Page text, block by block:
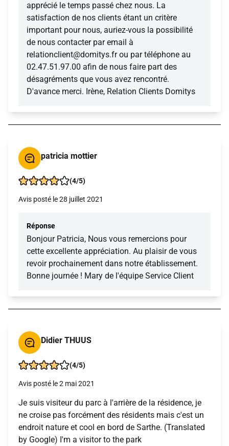
apprécié le temps passé chez nous. La
satisfaction de nos clients étant un critère
important pour nous, auriez-vous la possibilité
de nous contacter par email à
relationclient@domitys.fr ou par téléphone au
02.47.51.97.00 afin de nous faire part des
désagréments que vous avez rencontré.
D'avance merci. Irène, Relation Clients Domitys
patricia mottier
(4/5)
Avis posté le 28 juillet 2021
Réponse
Bonjour Patricia, Nous vous remercions pour
cette excellente appréciation. Au plaisir de vous
revoir prochainement dans notre établissement.
Bonne journée ! Mary de l'équipe Service Client
Didier THUUS
(4/5)
Avis posté le 2 mai 2021
Je suis visiteur du parc à l'arrière de la résidence, je
ne croise pas forcément des résidents mais c'est un
endroit nature et cool en bord de Sarthe. (Translated
by Google) I'm a visitor to the park